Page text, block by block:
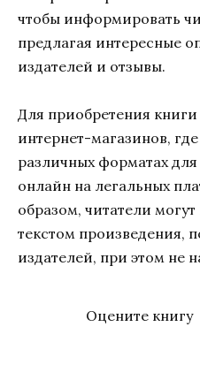
чтобы информировать
предлагая интересные
издателей и отзывы.
Для приобретения
интернет-магазинов,
различных форматах для
онлайн на легальных
образом, читатели
текстом произведения,
издателей, при этом не
Оцените книгу